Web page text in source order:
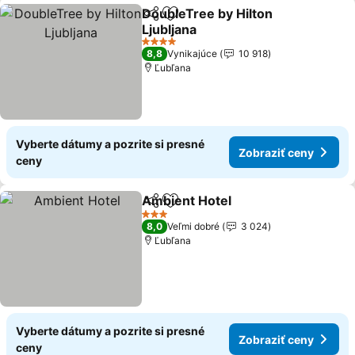
ZdieľaťPridať do obľúbených
DoubleTree by Hilton
Ljubljana
4 Počet hviezdičiek
8,8 Vynikajúce
10 918
Ľubľana
Vyberte dátumy a pozrite si presné
ceny
Zobraziť ceny
ZdieľaťPridať do obľúbených
Ambient Hotel
3 Počet hviezdičiek
8,0 Veľmi dobré
3 024
Ľubľana
Vyberte dátumy a pozrite si presné
ceny
Zobraziť ceny